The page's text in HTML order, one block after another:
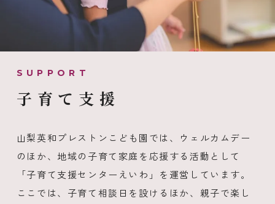
子育て支援
山梨英和プレストンこども園では、ウェルカムデー
のほか、地域の子育て家庭を応援する活動として
「子育て支援センターえいわ」を運営しています。
ここでは、子育て相談日を設けるほか、親子で楽し